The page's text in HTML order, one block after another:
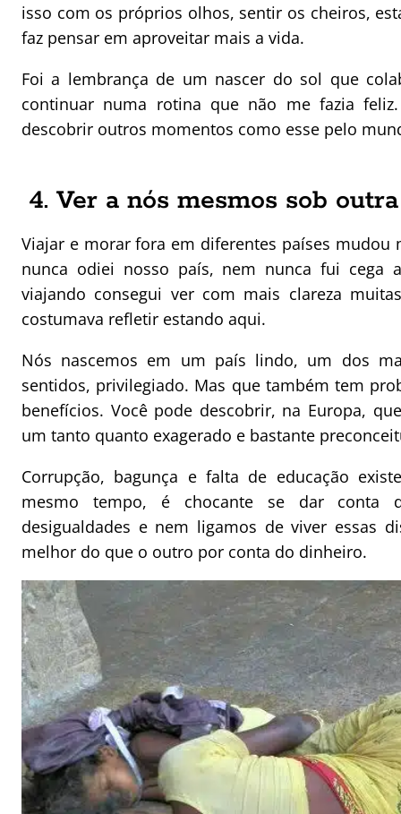
isso com os próprios olhos, sentir os cheiros,
faz pensar em aproveitar mais a vida.
Foi a lembrança de um nascer do sol que
continuar numa rotina que não me fazia
descobrir outros momentos como esse pelo
4. Ver a nós mesmos sob
Viajar e morar fora em diferentes países mudou
nunca odiei nosso país, nem nunca fui cega
viajando consegui ver com mais clareza
costumava refletir estando aqui.
Nós nascemos em um país lindo, um dos
sentidos, privilegiado. Mas que também tem
benefícios. Você pode descobrir, na Europa,
um tanto quanto exagerado e bastante
Corrupção, bagunça e falta de educação
mesmo tempo, é chocante se dar conta
desigualdades e nem ligamos de viver essas
melhor do que o outro por conta do dinheiro.